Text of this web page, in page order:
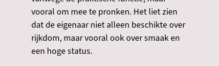
vooral om mee te pronken. Het liet zien
dat de eigenaar niet alleen beschikte over
rijkdom, maar vooral ook over smaak en
een hoge status.